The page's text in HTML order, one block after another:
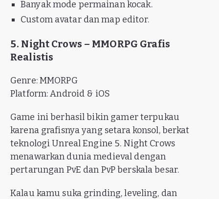
Banyak mode permainan kocak.
Custom avatar dan map editor.
5. Night Crows – MMORPG Grafis
Realistis
Genre: MMORPG
Platform: Android & iOS
Game ini berhasil bikin gamer terpukau
karena grafisnya yang setara konsol, berkat
teknologi Unreal Engine 5. Night Crows
menawarkan dunia medieval dengan
pertarungan PvE dan PvP berskala besar.
Kalau kamu suka grinding, leveling, dan